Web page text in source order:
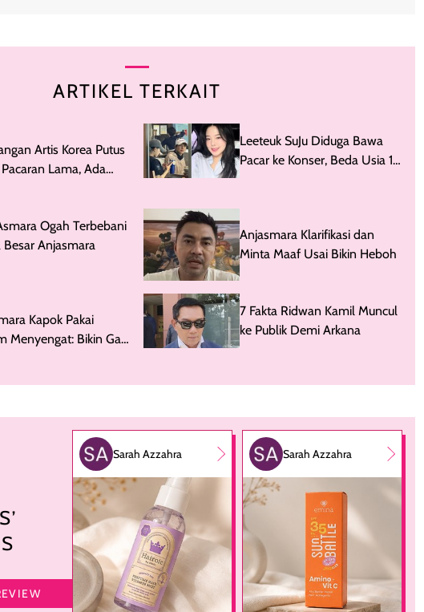
ARTIKEL TERKAIT
Artis Korea Putus
Lama, Ada
Leeteuk SuJu Diduga Bawa
Pacar ke Konser, Beda Usia 18
Ogah Terbebani
Besar Anjasmara
Anjasmara Klarifikasi dan
Minta Maaf Usai Bikin Heboh
Kapok Pakai
Menyengat: Bikin Gak
7 Fakta Ridwan Kamil Muncul
ke Publik Demi Arkana
Sarah Azzahra Sarah Azzahra